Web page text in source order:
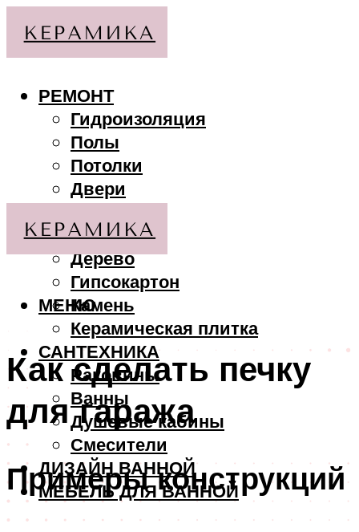
РЕМОНТ
Гидроизоляция
Полы
Потолки
Двери
МАТЕРИАЛЫ
Дерево
Гипсокартон
Камень
Керамическая плитка
САНТЕХНИКА
Раковины
Ванны
Душевые кабины
Смесители
ДИЗАЙН ВАННОЙ
МЕБЕЛЬ ДЛЯ ВАННОЙ
МЕНЮ
Как сделать печку
для гаража
Примеры конструкций